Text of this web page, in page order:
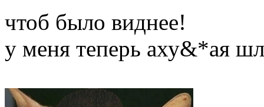
чтоб было виднее!
у меня теперь аху&*ая